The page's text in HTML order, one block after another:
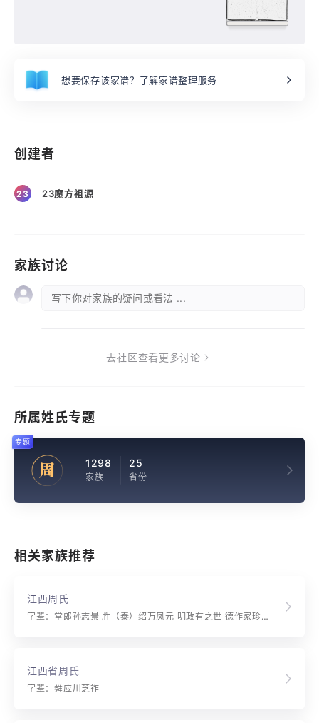
想要保存该家谱？了解家谱整理服务
创建者
23 23魔方祖源
家族讨论
写下你对家族的疑问或看法 ...
去社区查看更多讨论
所属姓氏专题
周 1298
家族
25
省份
专题
相关家族推荐
江西周氏
字辈：堂郎孙志景 胜（泰）绍万凤元 明政有之世 德作家珍延 昭穆宗文武 裕后乐英贤 秩序依天定 彝伦在人全 谟烈由今续 奕叶盛相传 祖训恪遵守 祥发允超前
江西省周氏
字辈：舜应川芝祚